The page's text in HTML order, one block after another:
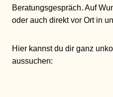
Beratungsgespräch. Auf
oder auch direkt vor Ort in
Hier kannst du dir ganz
aussuchen: